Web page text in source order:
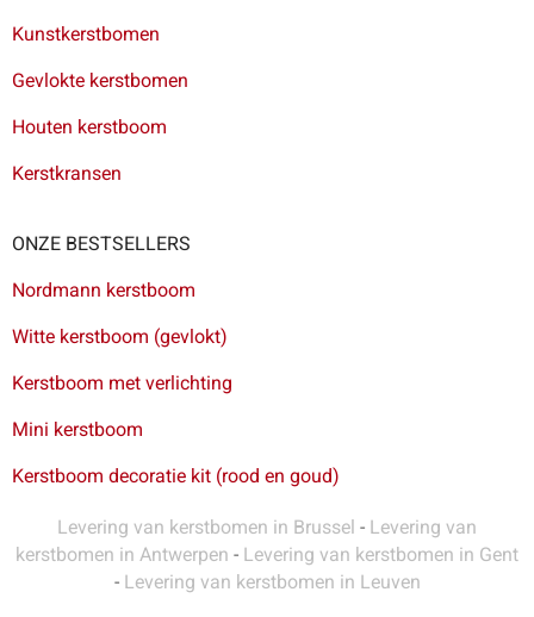
Kunstkerstbomen
Gevlokte kerstbomen
Houten kerstboom
Kerstkransen
ONZE BESTSELLERS
Nordmann kerstboom
Witte kerstboom (gevlokt)
Kerstboom met verlichting
Mini kerstboom
Kerstboom decoratie kit (rood en goud)
Levering van kerstbomen in Brussel - Levering van
kerstbomen in Antwerpen - Levering van kerstbomen in Gent
- Levering van kerstbomen in Leuven